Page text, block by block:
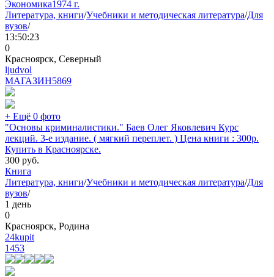
Экономика1974 г.
Литература, книги/Учебники и методическая литература/Для
вузов/
13:50:23
0
Красноярск, Северный
ljudvol
МАГАЗИН5869
+ Ещё 0 фото
"Основы криминалистики." Баев Олег Яковлевич Курс
лекций. 3-е издание. ( мягкий переплет. ) Цена книги : 300р.
Купить в Красноярске.
300 руб.
Книга
Литература, книги/Учебники и методическая литература/Для
вузов/
1 день
0
Красноярск, Родина
24kupit
1453